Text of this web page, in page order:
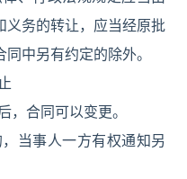
义务的转让，应当经原批
中另有约定的除外。
，合同可以变更。
当事人一方有权通知另